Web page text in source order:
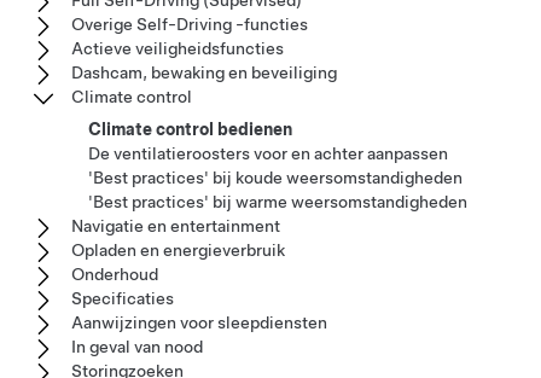
Overige Self-Driving -functies
Actieve veiligheidsfuncties
Dashcam, bewaking en beveiliging
Climate control
Climate control bedienen
De ventilatieroosters voor en achter aanpassen
'Best practices' bij koude weersomstandigheden
'Best practices' bij warme weersomstandigheden
Navigatie en entertainment
Opladen en energieverbruik
Onderhoud
Specificaties
Aanwijzingen voor sleepdiensten
In geval van nood
Storingzoeken